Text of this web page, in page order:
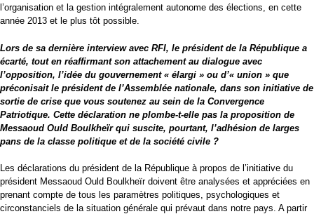
l’organisation et la gestion intégralement autonome des élections, en cette
année 2013 et le plus tôt possible.
Lors de sa dernière interview avec RFI, le président de la République a
écarté, tout en réaffirmant son attachement au dialogue avec
l’opposition, l’idée du gouvernement « élargi » ou d’« union » que
préconisait le président de l’Assemblée nationale, dans son initiative de
sortie de crise que vous soutenez au sein de la Convergence
Patriotique. Cette déclaration ne plombe-t-elle pas la proposition de
Messaoud Ould Boulkheïr qui suscite, pourtant, l’adhésion de larges
pans de la classe politique et de la société civile ?
Les déclarations du président de la République à propos de l’initiative du
président Messaoud Ould Boulkheïr doivent être analysées et appréciées en
prenant compte de tous les paramètres politiques, psychologiques et
circonstanciels de la situation générale qui prévaut dans notre pays. A partir